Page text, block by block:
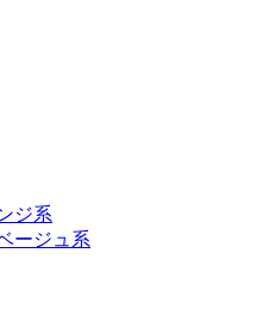
ジ系
ージュ系